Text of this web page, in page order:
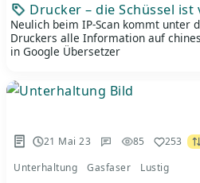
Drucker – die Schüssel ist
Neulich beim IP-Scan kommt unter
Druckers alle Information auf
in Google Übersetzer
21 Mai 23 85 253
Unterhaltung Gasfaser Lustig